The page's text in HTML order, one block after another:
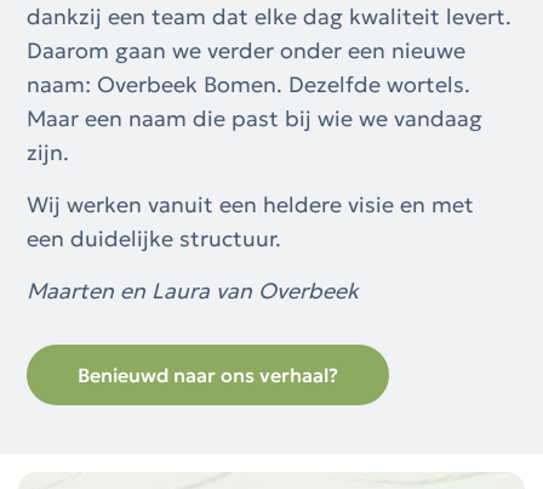
dankzij een team dat elke dag kwaliteit levert.
Daarom gaan we verder onder een nieuwe
naam: Overbeek Bomen. Dezelfde wortels.
Maar een naam die past bij wie we vandaag
zijn.
Wij werken vanuit een heldere visie en met
een duidelijke structuur.
Maarten en Laura van Overbeek
Benieuwd naar ons verhaal?